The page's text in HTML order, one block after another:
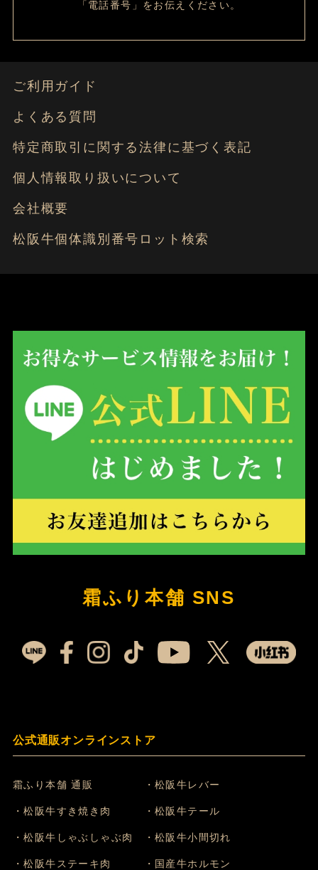
「電話番号」をお伝えください。
ご利用ガイド
よくある質問
特定商取引に関する法律に基づく表記
個人情報取り扱いについて
会社概要
松阪牛個体識別番号ロット検索
霜ふり本舗 SNS
公式通販オンラインストア
霜ふり本舗 通販
・松阪牛すき焼き肉
・松阪牛しゃぶしゃぶ肉
・松阪牛ステーキ肉
・松阪牛レバー
・松阪牛テール
・松阪牛小間切れ
・国産牛ホルモン